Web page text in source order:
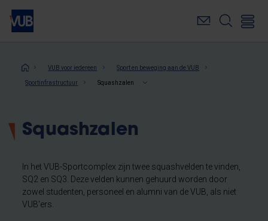
Overslaan
naar
inhoudKruimelpad
VUB voor iedereen Sport en beweging aan de VUB
Sportinfrastructuur Squashzalen
Squashzalen
In het VUB-Sportcomplex zijn twee squashvelden te vinden,
SQ2 en SQ3. Deze velden kunnen gehuurd worden door
zowel studenten, personeel en alumni van de VUB, als niet
VUB'ers.